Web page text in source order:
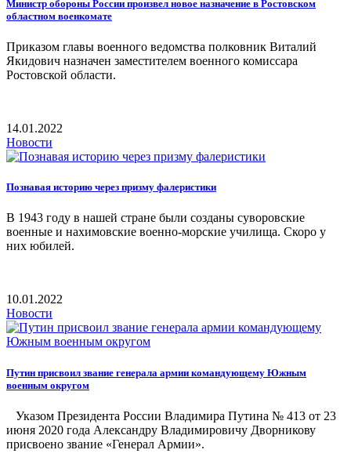
Министр обороны России произвел новое назначение в Ростовском
областном военкомате
Приказом главы военного ведомства полковник Виталий
Якидович назначен заместителем военного комиссара
Ростовской области.
14.01.2022
Новости
Познавая историю через призму фалеристики
В 1943 году в нашей стране были созданы суворовские
военные и нахимовские военно-морские училища. Скоро у
них юбилей.
10.01.2022
Новости
Путин присвоил звание генерала армии командующему Южным
военным округом
Указом Президента России Владимира Путина № 413 от 23
июня 2020 года Александру Владимировичу Дворникову
присвоено звание «Генерал Армии».